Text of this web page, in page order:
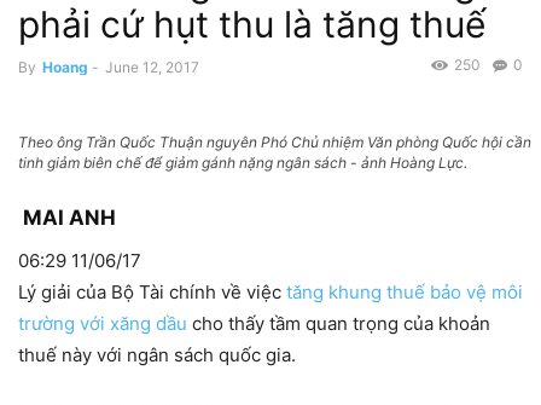
phải cứ hụt thu là tăng thuế
By Hoang - June 12, 2017 0
250
Theo ông Trần Quốc Thuận nguyên Phó Chủ nhiệm Văn phòng Quốc hội cần
tinh giảm biên chế để giảm gánh nặng ngân sách - ảnh Hoàng Lực.
MAI ANH
06:29 11/06/17
Lý giải của Bộ Tài chính về việc tăng khung thuế bảo vệ môi
trường với xăng dầu cho thấy tầm quan trọng của khoản
thuế này với ngân sách quốc gia.